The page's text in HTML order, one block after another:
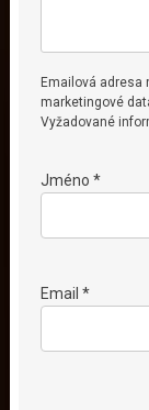
Emailová adresa
marketingové
Vyžadované
Jméno *
Email *